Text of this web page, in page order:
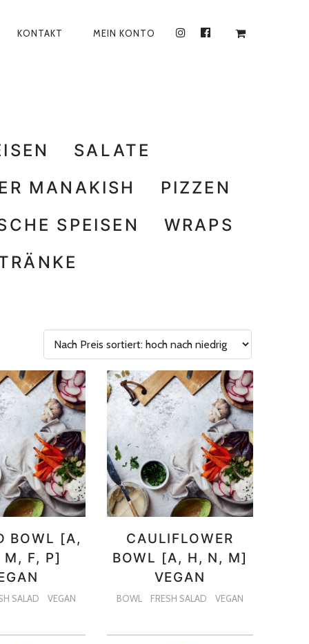
KONTAKT MEIN KONTO
INSTAGRAM
FACEBOOK
SALATE
MANAKISH
PIZZEN
SPEISEN
WRAPS
BOWL [A,
M, F, P]
SALAD VEGAN
CAULIFLOWER
BOWL [A, H, N, M]
VEGAN
BOWL FRESH SALAD VEGAN